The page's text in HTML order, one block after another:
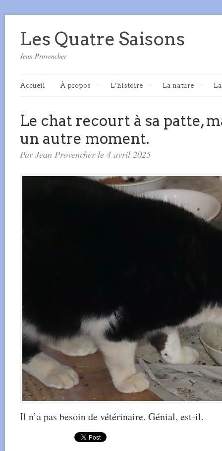
Les Quatre Saisons
Jean Provencher
Accueil À propos L’histoire La nature
Le chat recourt à sa patte,
un autre moment.
Par Jean Provencher le 4 avril 2025
Il n’a pas besoin de vétérinaire. Génial, est-il.